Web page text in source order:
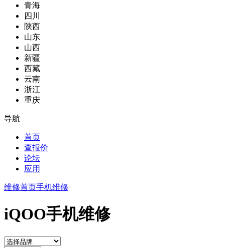
青海
四川
陕西
山东
山西
新疆
西藏
云南
浙江
重庆
导航
首页
查报价
论坛
应用
维修首页手机维修
iQOO手机维修